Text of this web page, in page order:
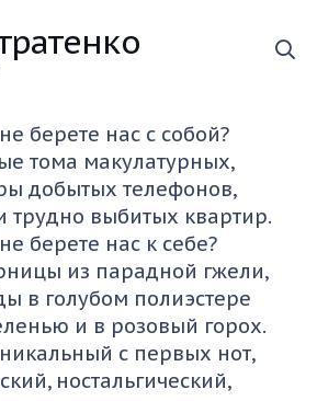
берете нас с собой?
тома макулатурных,
добытых телефонов,
трудно выбитых квартир.
берете нас к себе?
из парадной гжели,
в голубом полиэстере
и в розовый горох.
с первых нот,
ностальгический,